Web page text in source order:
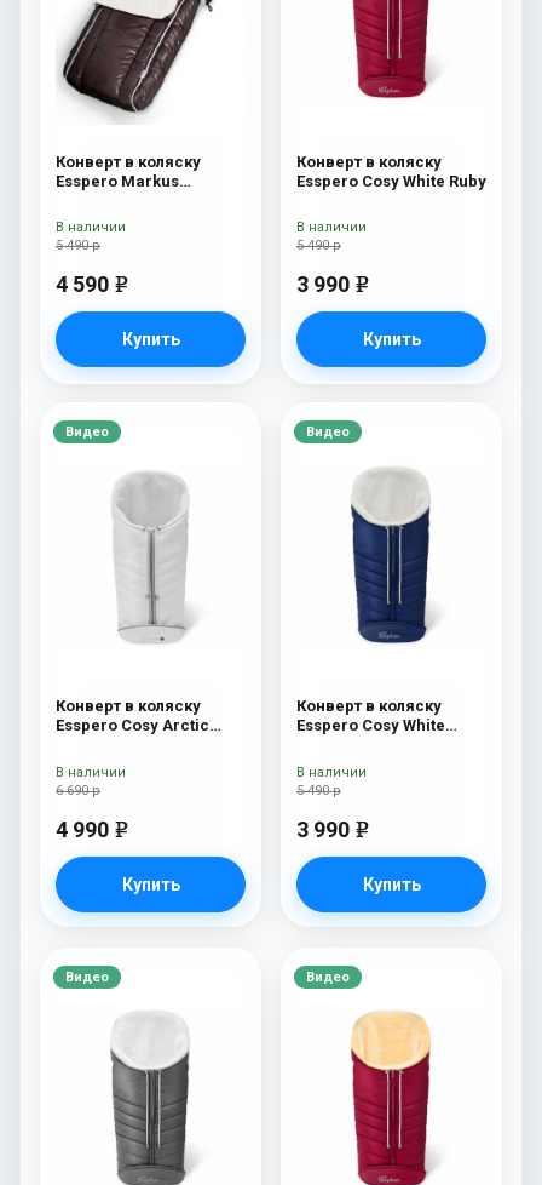
Конверт в коляску
Esspero Markus
шерсть) Chocolat
5 490 р
4 590 e
Купить
В наличии
Конверт в коляску
Esspero Cosy White Ruby
5 490 р
3 990 e
Купить
В наличии
Видео
Конверт в коляску
Esspero Cosy Arctic
6 690 р
4 990 e
Купить
В наличии
Видео
Конверт в коляску
Esspero Cosy White
5 490 р
3 990 e
Купить
В наличии
Видео Видео